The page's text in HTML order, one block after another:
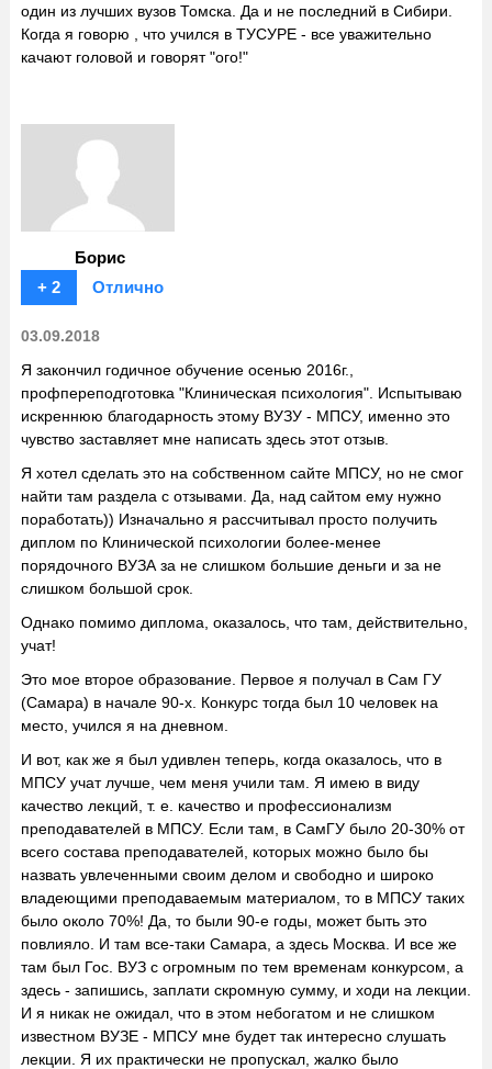
один из лучших вузов Томска. Да и не последний в Сибири.
Когда я говорю , что учился в ТУСУРЕ - все уважительно
качают головой и говорят "ого!"
Борис
+ 2
Отлично
03.09.2018
Я закончил годичное обучение осенью 2016г.,
профпереподготовка "Клиническая психология". Испытываю
искреннюю благодарность этому ВУЗУ - МПСУ, именно это
чувство заставляет мне написать здесь этот отзыв.
Я хотел сделать это на собственном сайте МПСУ, но не смог
найти там раздела с отзывами. Да, над сайтом ему нужно
поработать)) Изначально я рассчитывал просто получить
диплом по Клинической психологии более-менее
порядочного ВУЗА за не слишком большие деньги и за не
слишком большой срок.
Однако помимо диплома, оказалось, что там, действительно,
учат!
Это мое второе образование. Первое я получал в Сам ГУ
(Самара) в начале 90-х. Конкурс тогда был 10 человек на
место, учился я на дневном.
И вот, как же я был удивлен теперь, когда оказалось, что в
МПСУ учат лучше, чем меня учили там. Я имею в виду
качество лекций, т. е. качество и профессионализм
преподавателей в МПСУ. Если там, в СамГУ было 20-30% от
всего состава преподавателей, которых можно было бы
назвать увлеченными своим делом и свободно и широко
владеющими преподаваемым материалом, то в МПСУ таких
было около 70%! Да, то были 90-е годы, может быть это
повлияло. И там все-таки Самара, а здесь Москва. И все же
там был Гос. ВУЗ с огромным по тем временам конкурсом, а
здесь - запишись, заплати скромную сумму, и ходи на лекции.
И я никак не ожидал, что в этом небогатом и не слишком
известном ВУЗЕ - МПСУ мне будет так интересно слушать
лекции. Я их практически не пропускал, жалко было